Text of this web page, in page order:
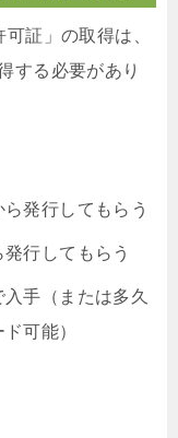
証」の取得は、
する必要があり
ら発行してもらう
行してもらう
入手（または多久
可能）